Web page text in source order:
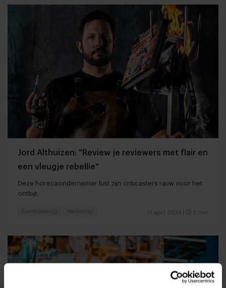
Jord Althuizen: "Review je reviewers met flair en
een vleugje rebellie"
Deze horecaondernemer lust zijn criticasters rauw voor het
ontbijt
17 april 2024 3 min
Eventcatering Marketing